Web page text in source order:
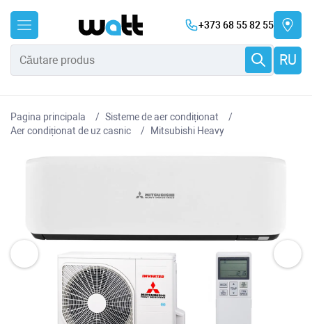
+373 68 55 82 55
RU
Pagina principala
Sisteme de aer condiționat
Aer condiționat de uz casnic
Mitsubishi Heavy